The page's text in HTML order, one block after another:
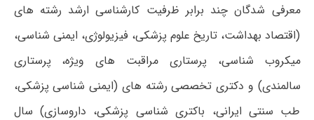
معرفی شدگان چند برابر ظرفیت کارشناسی ارشد رشته های
(اقتصاد بهداشت، تاریخ علوم پزشکی، فیزیولوژی، ایمنی شناسی،
میکروب شناسی، پرستاری مراقبت های ویژه، پرستاری
سالمندی) و دکتری تخصصی رشته های (ایمنی شناسی پزشکی،
طب سنتی ایرانی، باکتری شناسی پزشکی، داروسازی) سال